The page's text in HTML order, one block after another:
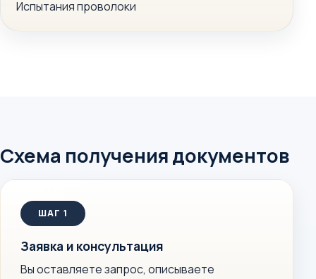
Испытания проволоки
Схема получения документов
Заявка и консультация
Вы оставляете запрос, описываете